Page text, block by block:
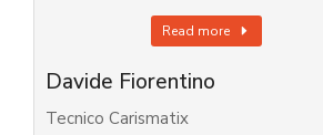
Read more
Davide Fiorentino
Tecnico Carismatix